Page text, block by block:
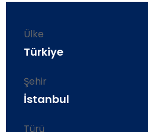
Ülke
Türkiye
Şehir
İstanbul
Türü